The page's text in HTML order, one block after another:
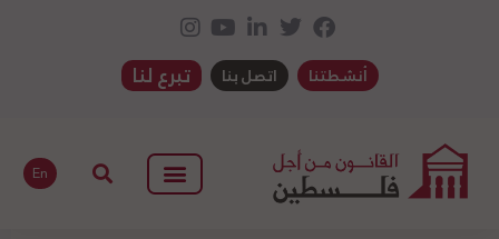
أنشطتنا اتصل بنا تبرع لنا
En